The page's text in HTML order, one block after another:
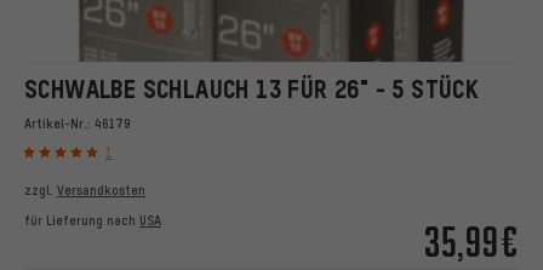
SCHWALBE SCHLAUCH 13 FÜR 26" - 5 STÜCK
Artikel-Nr.: 46179
1
35,99€
zzgl. Versandkosten
für Lieferung nach USA